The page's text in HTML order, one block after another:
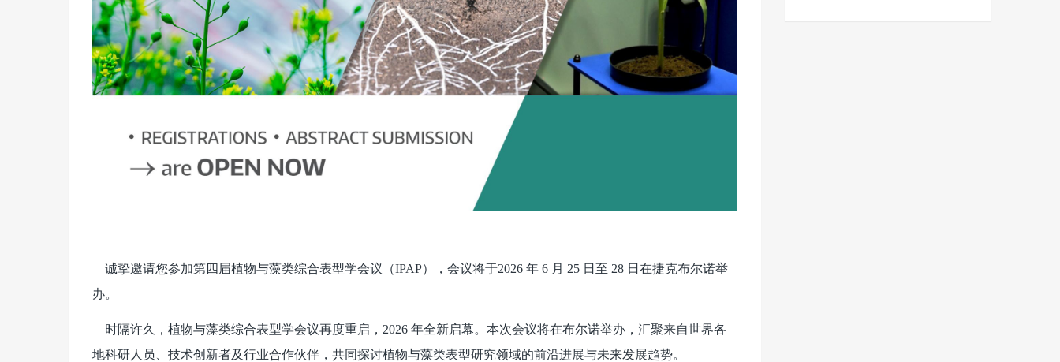
诚挚邀请您参加第四届植物与藻类综合表型学会议（IPAP），会议将于2026 年 6 月 25 日至 28 日在捷克布尔诺举
办。
时隔许久，植物与藻类综合表型学会议再度重启，2026 年全新启幕。本次会议将在布尔诺举办，汇聚来自世界各
地科研人员、技术创新者及行业合作伙伴，共同探讨植物与藻类表型研究领域的前沿进展与未来发展趋势。